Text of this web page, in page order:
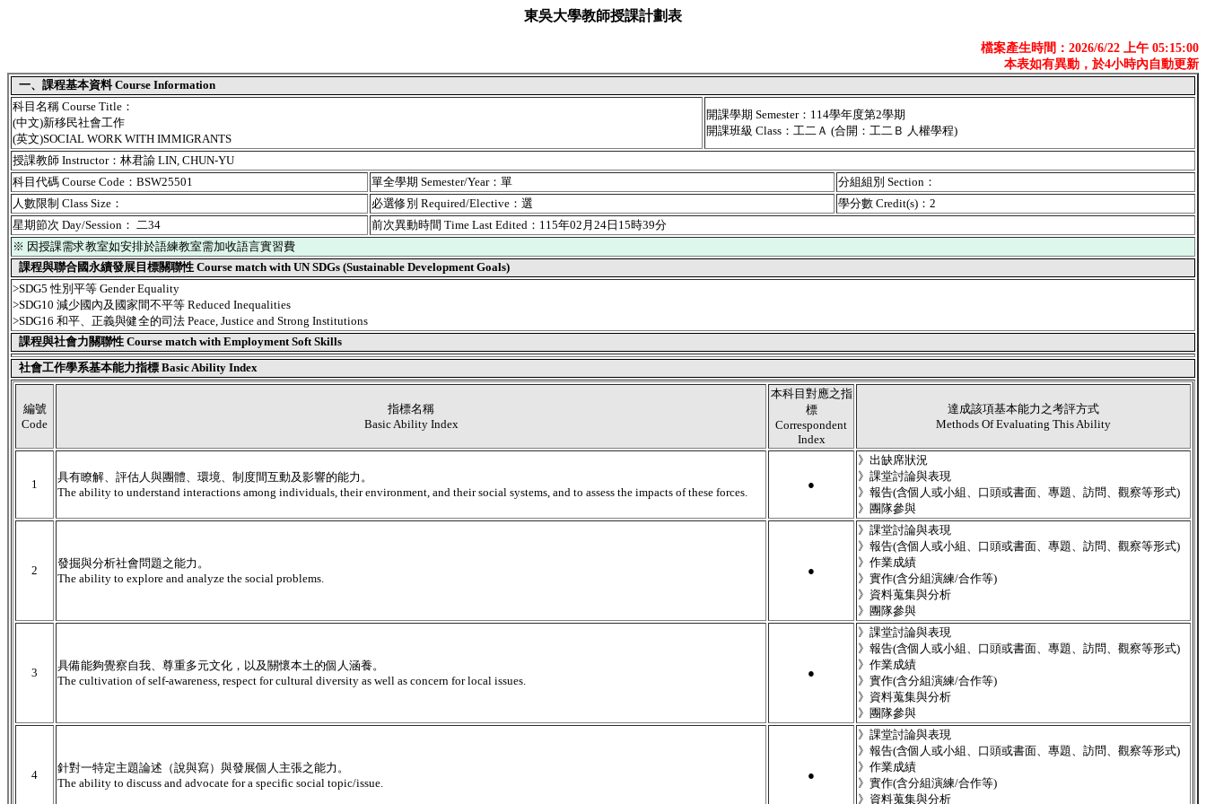
東吳大學教師授課計劃表
檔案產生時間：2026/6/22 上午 05:15:00
本表如有異動，於4小時內自動更新
一、課程基本資料 Course Information
科目名稱 Course Title：
(中文)新移民社會工作
(英文)SOCIAL WORK WITH IMMIGRANTS
開課學期 Semester：114學年度第2學期
開課班級 Class：工二Ａ (合開：工二Ｂ 人權學程)
授課教師 Instructor：林君諭 LIN, CHUN-YU
科目代碼 Course Code：BSW25501
單全學期 Semester/Year：單
分組組別 Section：
人數限制 Class Size：
必選修別 Required/Elective：選
學分數 Credit(s)：2
星期節次 Day/Session： 二34
前次異動時間 Time Last Edited：115年02月24日15時39分
※ 因授課需求教室如安排於語練教室需加收語言實習費
課程與聯合國永續發展目標關聯性 Course match with UN SDGs (Sustainable Development Goals)
>SDG5 性別平等 Gender Equality
>SDG10 減少國內及國家間不平等 Reduced Inequalities
>SDG16 和平、正義與健全的司法 Peace, Justice and Strong Institutions
課程與社會力關聯性 Course match with Employment Soft Skills
社會工作學系基本能力指標 Basic Ability Index
編號
Code
指標名稱
Basic Ability Index
本科目對應之指
標
Correspondent
Index
達成該項基本能力之考評方式
Methods Of Evaluating This Ability
1
具有瞭解、評估人與團體、環境、制度間互動及影響的能力。
The ability to understand interactions among individuals, their environment, and their social systems, and to assess the impacts of these forces.
●
》出缺席狀況
》課堂討論與表現
》報告(含個人或小組、口頭或書面、專題、訪問、觀察等形式)
》團隊參與
2
發掘與分析社會問題之能力。
The ability to explore and analyze the social problems.
●
》課堂討論與表現
》報告(含個人或小組、口頭或書面、專題、訪問、觀察等形式)
》作業成績
》實作(含分組演練/合作等)
》資料蒐集與分析
》團隊參與
3
具備能夠覺察自我、尊重多元文化，以及關懷本土的個人涵養。
The cultivation of self-awareness, respect for cultural diversity as well as concern for local issues.
●
》課堂討論與表現
》報告(含個人或小組、口頭或書面、專題、訪問、觀察等形式)
》作業成績
》實作(含分組演練/合作等)
》資料蒐集與分析
》團隊參與
4
針對一特定主題論述（說與寫）與發展個人主張之能力。
The ability to discuss and advocate for a specific social topic/issue.
●
》課堂討論與表現
》報告(含個人或小組、口頭或書面、專題、訪問、觀察等形式)
》作業成績
》實作(含分組演練/合作等)
》資料蒐集與分析